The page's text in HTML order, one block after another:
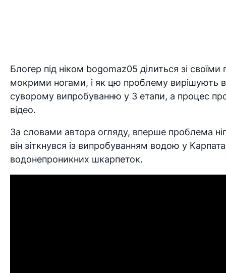
Блогер під ніком bogomaz05 ділиться зі
мокрими ногами, і як цю проблему вирішують
суворому випробуванню у 3 етапи, а процес
відео.
За словами автора огляду, вперше проблема
він зіткнувся із випробуванням водою у
водонепроникних шкарпеток.